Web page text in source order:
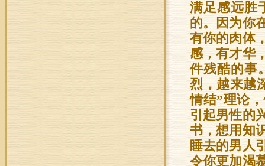
满足感远胜
的。因为你
有你的肉体
感，有才华
件残酷的事
烈，越来越
情结”理论
引起男性的
书，想用知
睡去的男人
令你更加渴